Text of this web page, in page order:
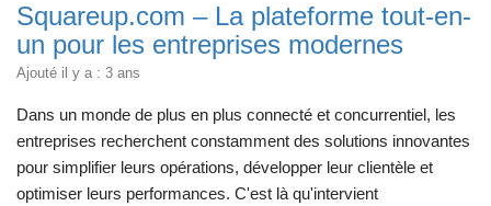
Squareup.com – La plateforme tout-en-
un pour les entreprises modernes
Ajouté il y a : 3 ans
Dans un monde de plus en plus connecté et concurrentiel, les
entreprises recherchent constamment des solutions innovantes
pour simplifier leurs opérations, développer leur clientèle et
optimiser leurs performances. C'est là qu'intervient